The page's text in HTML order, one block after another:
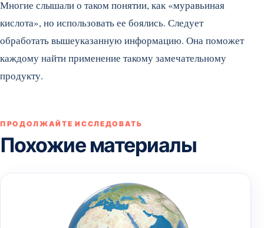
Многие слышали о таком понятии, как «муравьиная
кислота», но использовать ее боялись. Следует
обработать вышеуказанную информацию. Она поможет
каждому найти применение такому замечательному
продукту.
ПРОДОЛЖАЙТЕ ИССЛЕДОВАТЬ
Похожие материалы